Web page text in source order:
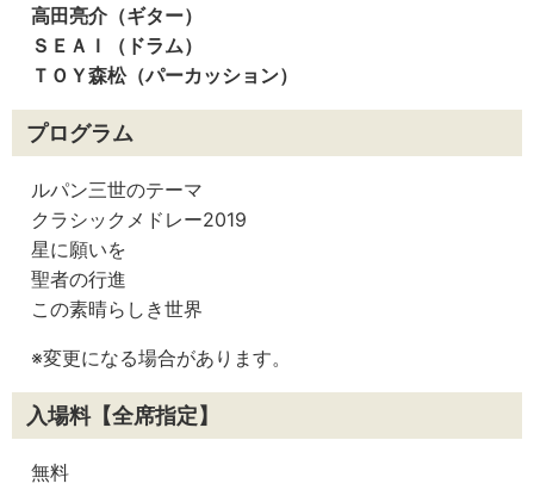
高田亮介（ギター）
ＳＥＡＩ（ドラム）
ＴＯＹ森松（パーカッション）
プログラム
ルパン三世のテーマ
クラシックメドレー2019
星に願いを
聖者の行進
この素晴らしき世界
※変更になる場合があります。
入場料【全席指定】
無料